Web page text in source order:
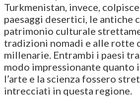
Turkmenistan, invece,
paesaggi desertici, le antiche
patrimonio culturale
tradizioni nomadi e alle rotte
millenarie. Entrambi i paesi
modo impressionante quanto
l’arte e la scienza fossero
intrecciati in questa regione.